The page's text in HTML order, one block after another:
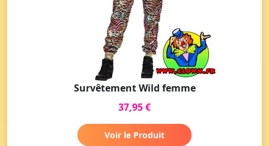
Survêtement Wild femme
37,95 €
Voir le Produit